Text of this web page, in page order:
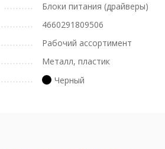
Блоки питания (драйверы)
4660291809506
Рабочий ассортимент
Металл, пластик
Черный